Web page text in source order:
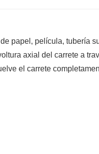
papel, película, tubería
axial del carrete a
el carrete